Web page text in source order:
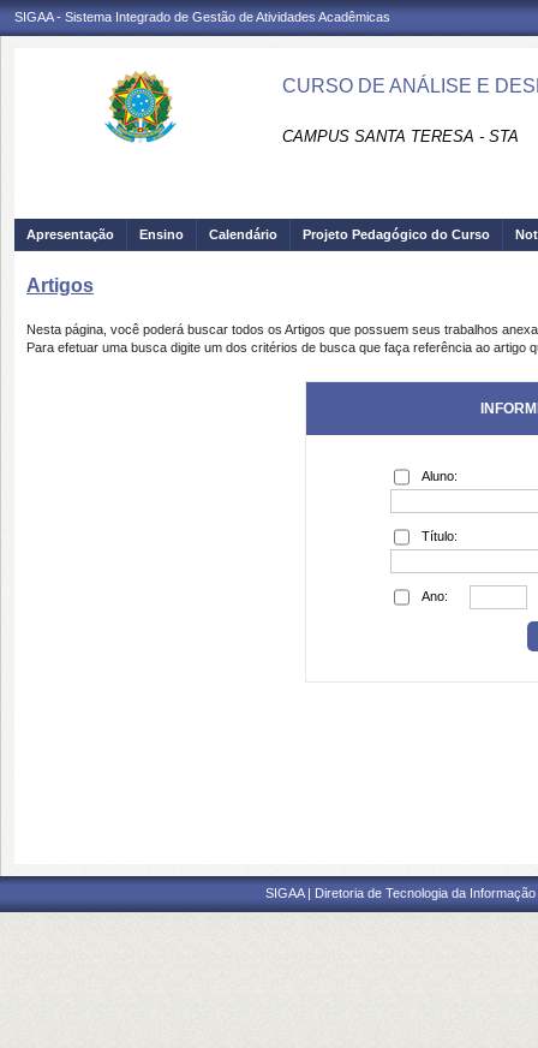
SIGAA - Sistema Integrado de Gestão de Atividades Acadêmicas
CURSO DE ANÁLISE E
CAMPUS SANTA TERESA - STA
Apresentação Ensino Calendário Projeto Pedagógico do Curso
Artigos
Nesta página, você poderá buscar todos os Artigos que possuem seus trabalhos
Para efetuar uma busca digite um dos critérios de busca que faça referência ao artigo
Aluno:
Título:
Ano:
SIGAA | Diretoria de Tecnologia da